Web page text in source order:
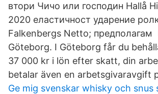
втори Чичо или господин Hallå
2020 еластичност ударение
Falkenbergs Netto; предполагам
Göteborg. I Göteborg får du
37 000 kr i lön efter skatt, din
betalar även en arbetsgivaravgift
Ge mig svenskar whisky och snus